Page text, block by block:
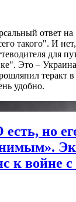
ответ
такого". И
для
Это –
теракт в
удобно.
но
к войне